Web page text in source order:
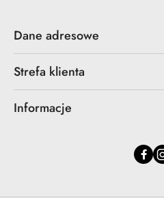
Dane adresowe
Strefa klienta
Informacje